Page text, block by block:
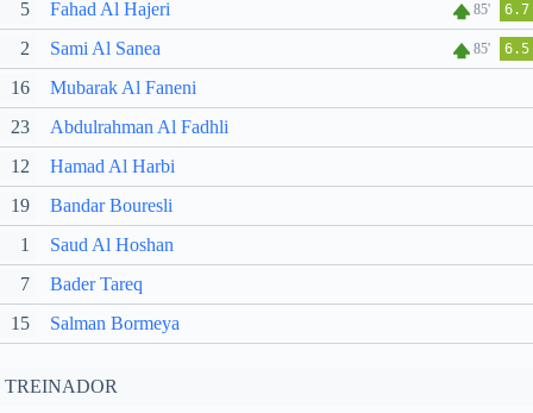
5 Fahad Al Hajeri 85' 6.7
2 Sami Al Sanea 85' 6.5
16
Mubarak Al Faneni
23
Abdulrahman Al Fadhli
12
Hamad Al Harbi
19
Bandar Bouresli
1
Saud Al Hoshan
7
Bader Tareq
15
Salman Bormeya
TREINADOR